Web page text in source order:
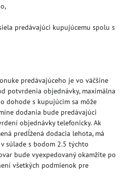
predávajúci kupujúcemu spolu s
predávajúceho je vo väčšine
potvrdenia objednávky, maximálna
dohode s kupujúcim sa môže
dodania bude predávajúci
objednávky telefonicky. Ak
predĺžená dodacia lehota, má
súlade s bodom 2.5 týchto
bude vyexpedovaný okamžite po
všetkých podmienok pre